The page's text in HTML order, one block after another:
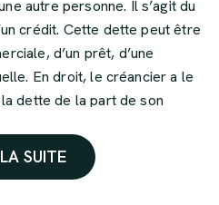
autre personne. Il s’agit du
crédit. Cette dette peut être
d’un prêt, d’une
En droit, le créancier a le
dette de la part de son
SUITE